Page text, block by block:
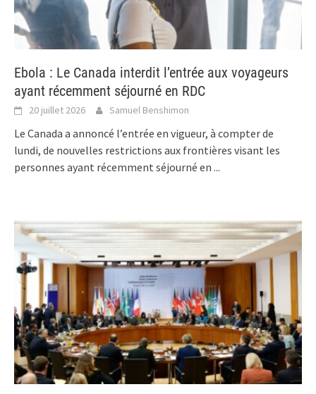
Ebola : Le Canada interdit l’entrée aux voyageurs
ayant récemment séjourné en RDC
20 juillet 2026 Samuel Benshimon
Le Canada a annoncé l’entrée en vigueur, à compter de
lundi, de nouvelles restrictions aux frontières visant les
personnes ayant récemment séjourné en ...